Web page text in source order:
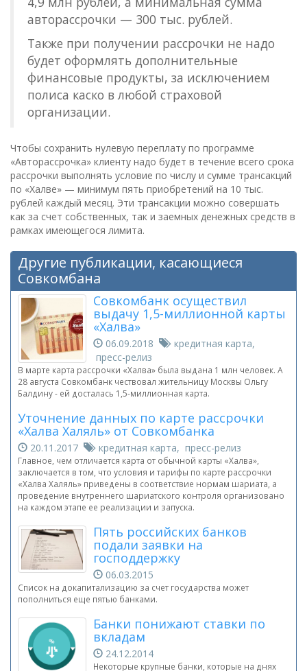
авторассрочки — 300 тыс. рублей.
Также при получении рассрочки не надо
будет оформлять дополнительные
финансовые продукты, за исключением
полиса каско в любой страховой
организации.
Чтобы сохранить нулевую переплату по программе
«Авторассрочка» клиенту надо будет в течение всего срока
рассрочки выполнять условие по числу и сумме трансакций
по «Халве» — минимум пять приобретений на 10 тыс.
рублей каждый месяц. Эти трансакции можно совершать
как за счет собственных, так и заемных денежных средств в
рамках имеющегося лимита.
Другие публикации, касающиеся
Совкомбана
Совкомбанк осуществил
выдачу 1,5-миллионной карты
«Халва»
06.09.2018
кредитная карта,
пресс-релиз
В марте карта рассрочки «Халва» была выдана 1 млн человек. А
28 августа Совкомбанк чествовал жительницу Москвы Ольгу
Балдину - ей досталась 1,5-миллионная карта.
Уточнение данных по карте рассрочки
«Халва Халяль» от Совкомбанка
20.11.2017 кредитная карта, пресс-релиз
Главное, чем отличается карта от обычной карты «Халва»,
заключается в том, что условия и тарифы по карте рассрочки
«Халва Халяль» приведены в соответствие нормам шариата, а
проведение внутреннего шариатского контроля организовано
на каждом этапе ее реализации и запуска.
Пять российских банков
подали заявки на
господдержку
06.03.2015
Список на докапитализацию за счет государства может
пополниться еще пятью банками.
Банки понижают ставки по
вкладам
24.12.2014
Некоторые крупные банки, которые на днях